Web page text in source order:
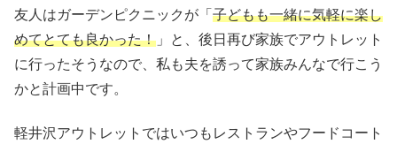
友人はガーデンピクニックが「 子どもも一緒に気軽に楽し
めてとても良かった！ 」と、後日再び家族でアウトレット
に行ったそうなので、私も夫を誘って家族みんなで行こう
かと計画中です。
軽井沢アウトレットではいつもレストランやフードコート